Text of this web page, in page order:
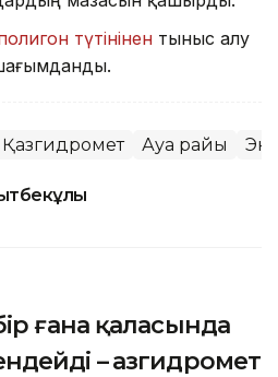
түтінінен тыныс алу
Қазгидромет Ауа райы
ғана қаласында
– Қазгидромет